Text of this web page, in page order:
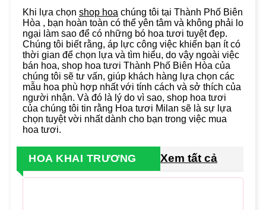
Khi lựa chọn shop hoa chúng tôi tại Thành Phố Biên
Hòa , bạn hoàn toàn có thể yên tâm và không phải lo
ngại làm sao để có những bó hoa tươi tuyệt đẹp.
Chúng tôi biết rằng, áp lực công việc khiến bạn ít có
thời gian để chọn lựa và tìm hiểu, do vậy ngoài việc
bán hoa, shop hoa tươi Thành Phố Biên Hòa của
chúng tôi sẽ tư vấn, giúp khách hàng lựa chọn các
mẫu hoa phù hợp nhất với tính cách và sở thích của
người nhận. Và đó là lý do vì sao, shop hoa tươi
của chúng tôi tin rằng Hoa tươi Milan sẽ là sự lựa
chọn tuyệt vời nhất dành cho bạn trong việc mua
hoa tươi.
HOA KHAI TRƯƠNG Xem tất cả